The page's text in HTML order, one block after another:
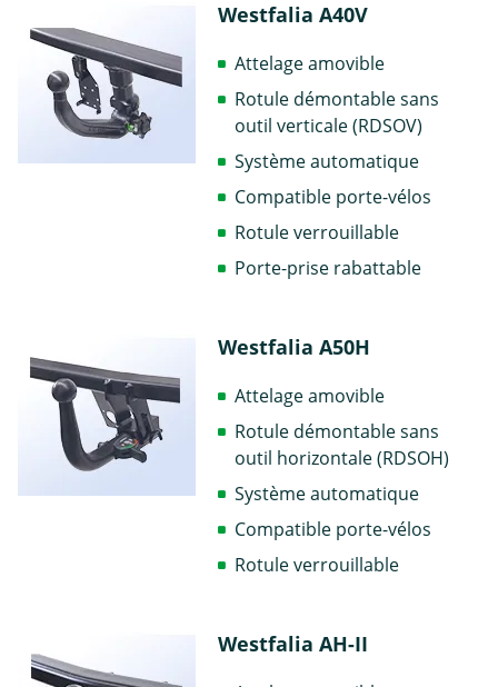
Westfalia A40V
Attelage amovible
Rotule démontable sans
outil verticale (RDSOV)
Système automatique
Compatible porte-vélos
Rotule verrouillable
Porte-prise rabattable
Westfalia A50H
Attelage amovible
Rotule démontable sans
outil horizontale (RDSOH)
Système automatique
Compatible porte-vélos
Rotule verrouillable
Westfalia AH-II